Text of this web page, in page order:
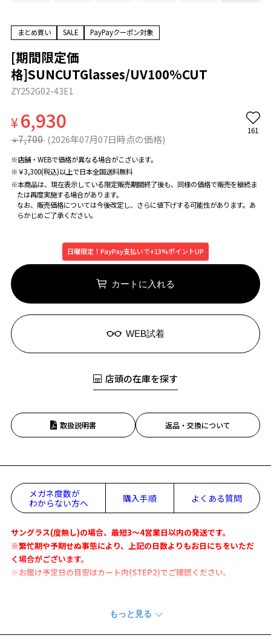
まとめ買い SALE PayPayクーポン対象
[期間限定価
格]SUNCUTGlasses/UV100%CUT
ZY252G02-43E1
¥6,930
¥ 7,700 (2026年07月07日時点の価格)
161
※店舗・WEBで価格が異なる場合がこざいます。
※￥3,300(税込)以上で日本全国送料無料
※本商品は、現在表示している限定販売期間終了後も、同様の価格で販売を継続ま
たは再度実施する場合があります。
なお、販売価格については今後改定し、さらに値下げする可能性があります。あ
らかじめご了承ください。
日曜限定！PayPay支払いで+13%ポイントUP
カートに入れる
WEB試着
店頭の在庫を探す
取扱説明書 返品・交換について
メガネ度数が
わからない方へ
購入手順 よくある質問
サングラス(度無し)の場合、最短3～4営業日以内の発送です。
※繁忙期や予期せぬ事態により、上記の日数よりもお日にちをいただ
く場合がございます。
※お届け予定日の目安はカート内(STEP2)でご確認ください。